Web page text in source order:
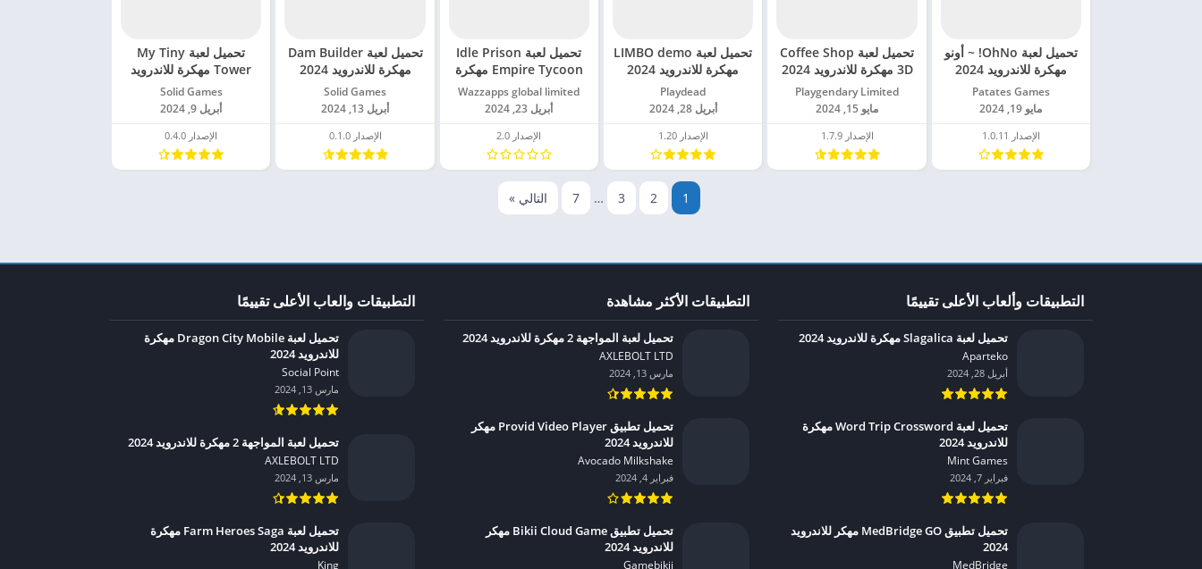
تحميل لعبة OhNo! ~ أونو
مهكرة للاندرويد 2024
Patates Games‏
مايو 19, 2024
الإصدار 1.0.11
تحميل لعبة Coffee Shop
3D مهكرة للاندرويد 2024
Playgendary Limited‏
مايو 15, 2024
الإصدار 1.7.9
تحميل لعبة LIMBO demo
مهكرة للاندرويد 2024
Playdead‏
أبريل 28, 2024
الإصدار 1.20
تحميل لعبة Idle Prison
Empire Tycoon مهكرة
للاندرويد 2024
Wazzapps global limited‏
أبريل 23, 2024
الإصدار 2.0
تحميل لعبة Dam Builder
مهكرة للاندرويد 2024
Solid Games‏
أبريل 13, 2024
الإصدار 0.1.0
تحميل لعبة My Tiny
Tower مهكرة للاندرويد
2024
Solid Games‏
أبريل 9, 2024
الإصدار 0.4.0
1
2
3
…
7 التالي »
التطبيقات والعاب الأعلى تقييمًا
تحميل لعبة Dragon City Mobile مهكرة
للاندرويد 2024
Social Point‏
مارس 13, 2024
تحميل لعبة المواجهة 2 مهكرة للاندرويد 2024
AXLEBOLT LTD‏
مارس 13, 2024
تحميل لعبة Farm Heroes Saga مهكرة
للاندرويد 2024
King‏
التطبيقات الأكثر مشاهدة
تحميل لعبة المواجهة 2 مهكرة للاندرويد 2024
AXLEBOLT LTD‏
مارس 13, 2024
تحميل تطبيق Provid Video Player مهكر
للاندرويد 2024
Avocado Milkshake‏
فبراير 4, 2024
تحميل تطبيق Bikii Cloud Game مهكر
للاندرويد 2024
Gamebikii‏
التطبيقات وألعاب الأعلى تقييمًا
تحميل لعبة Slagalica مهكرة للاندرويد 2024
Aparteko‏
أبريل 28, 2024
تحميل لعبة Word Trip Crossword مهكرة
للاندرويد 2024
Mint Games‏
فبراير 7, 2024
تحميل تطبيق MedBridge GO مهكر للاندرويد
2024
MedBridge‏